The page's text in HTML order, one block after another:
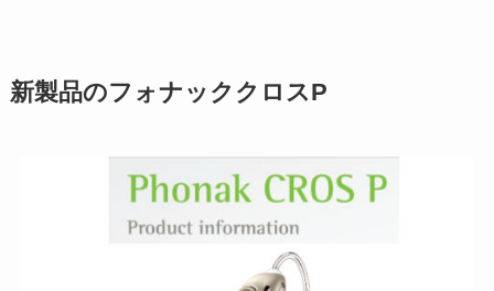
新製品のフォナッククロスP